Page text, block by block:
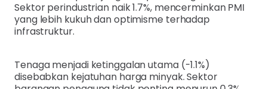
Sektor perindustrian naik 1.7%, mencerminkan PMI
yang lebih kukuh dan optimisme terhadap
infrastruktur.
Tenaga menjadi ketinggalan utama (-1.1%)
disebabkan kejatuhan harga minyak. Sektor